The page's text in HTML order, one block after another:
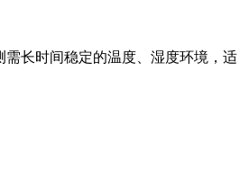
需长时间稳定的温度、湿度环境，适